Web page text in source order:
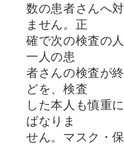
数の患者さんへ
ません。正
確で次の検査の
一人の患
者さんの検査が
どを、検査
した本人も慎重
ばなりま
せん。マスク・